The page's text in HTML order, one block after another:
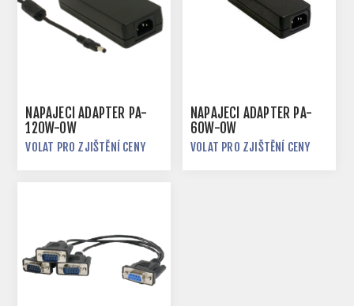
NAPÁJECÍ ADAPTÉR PA-
120W-OW
VOLAT PRO ZJIŠTĚNÍ CENY
NAPÁJECÍ ADAPTÉR PA-
60W-OW
VOLAT PRO ZJIŠTĚNÍ CENY